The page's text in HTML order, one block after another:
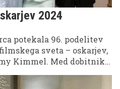
2024
potekala 96. podelitev
sveta – oskarjev,
Kimmel. Med dobitniki
pa si lahko ogledate